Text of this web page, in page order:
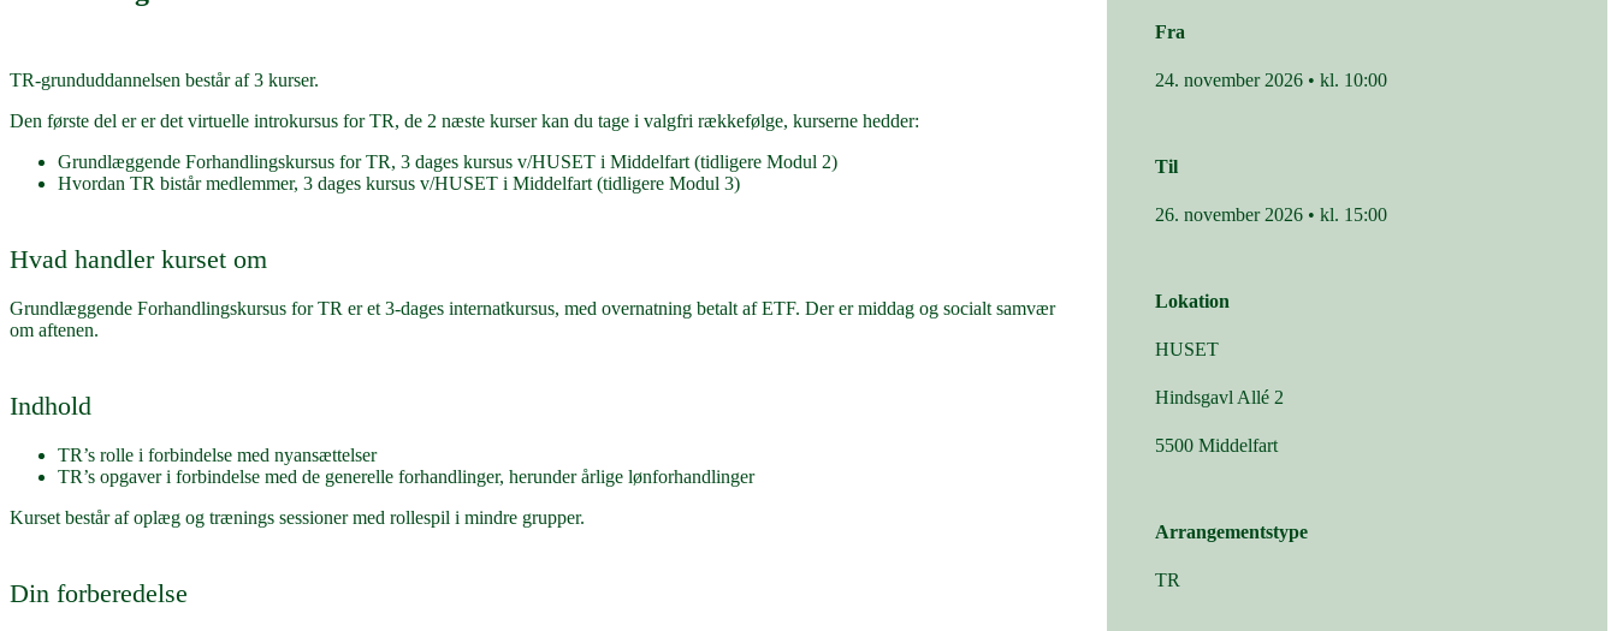
Fra
24. november 2026 • kl. 10:00
Til
26. november 2026 • kl. 15:00
Lokation
HUSET
Hindsgavl Allé 2
5500 Middelfart
Arrangementstype
TR
TR-grunduddannelsen består af 3 kurser.
Den første del er er det virtuelle introkursus for TR, de 2 næste kurser kan du tage i valgfri rækkefølge, kurserne hedder:
Grundlæggende Forhandlingskursus for TR, 3 dages kursus v/HUSET i Middelfart (tidligere Modul 2)
Hvordan TR bistår medlemmer, 3 dages kursus v/HUSET i Middelfart (tidligere Modul 3)
Hvad handler kurset om
Grundlæggende Forhandlingskursus for TR er et 3-dages internatkursus, med overnatning betalt af ETF. Der er middag og socialt samvær
om aftenen.
Indhold
TR’s rolle i forbindelse med nyansættelser
TR’s opgaver i forbindelse med de generelle forhandlinger, herunder årlige lønforhandlinger
Kurset består af oplæg og trænings sessioner med rollespil i mindre grupper.
Din forberedelse